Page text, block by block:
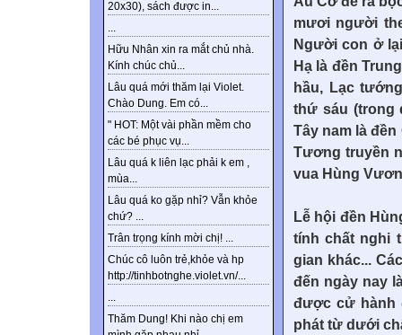
20x30), sách được in...
...
Hữu Nhân xin ra mắt chủ nhà.
Kính chúc chủ...
Lâu quá mới thăm lại Violet.
Chào Dung. Em có...
" HOT: Một vài phần mềm cho
các bé phục vụ...
Lâu quá k liên lạc phải k em ,
mùa...
Lâu quá ko gặp nhỉ? Vẫn khỏe
chứ? ...
Trân trọng kính mời chị! ...
Chúc cô luôn trẻ,khỏe và hp
http://tinhbotnghe.violet.vn/...
...
Thăm Dung! Khi nào chị em
mươi người
Người con ở
Hạ là đền
hầu, Lạc
thứ sáu (trong
Tây nam là
Tương truyền
vua Hùng
Lễ hội đền
tính chất nghi
gian khác...
đến ngày nay
được cử hành
phát từ dưới